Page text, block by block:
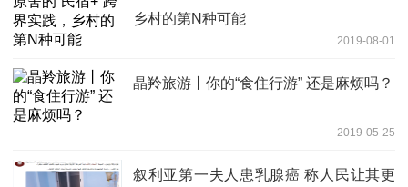
乡村的第N种可能
2019-08-01
晶羚旅游丨你的“食住行游” 还是麻烦吗？
2019-05-25
叙利亚第一夫人患乳腺癌 称人民让其更